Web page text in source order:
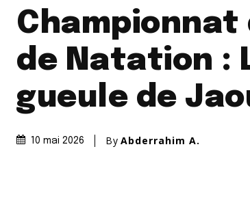
Championnat
de Natation :
gueule de
10 mai 2026 By Abderrahim A.